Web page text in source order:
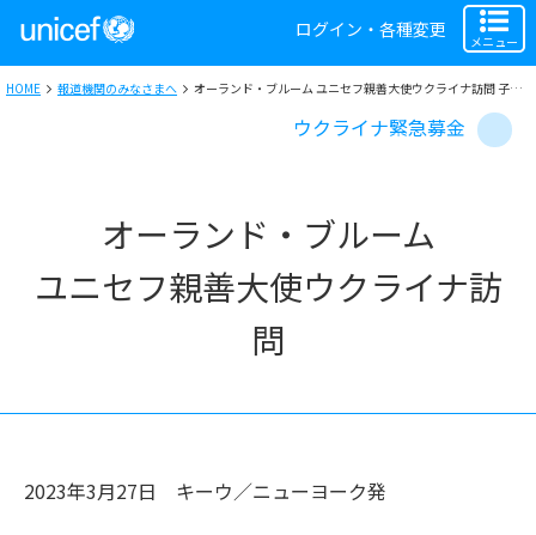
ログイン・各種変更
メニュー
HOME 報道機関のみなさまへ オーランド・ブルーム ユニセフ親善大使ウクライナ訪問 子どもたちの心のケアや教育に緊急支援を訴え
ウクライナ緊急募金
オーランド・ブルーム
ユニセフ親善大使ウクライナ訪
問
2023年3月27日 キーウ／ニューヨーク発